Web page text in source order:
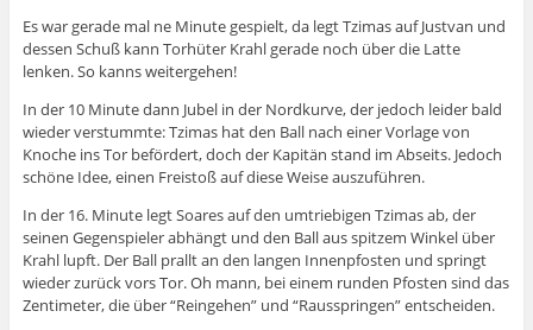
Es war gerade mal ne Minute gespielt, da legt Tzimas auf Justvan und
dessen Schuß kann Torhüter Krahl gerade noch über die Latte
lenken. So kanns weitergehen!
In der 10 Minute dann Jubel in der Nordkurve, der jedoch leider bald
wieder verstummte: Tzimas hat den Ball nach einer Vorlage von
Knoche ins Tor befördert, doch der Kapitän stand im Abseits. Jedoch
schöne Idee, einen Freistoß auf diese Weise auszuführen.
In der 16. Minute legt Soares auf den umtriebigen Tzimas ab, der
seinen Gegenspieler abhängt und den Ball aus spitzem Winkel über
Krahl lupft. Der Ball prallt an den langen Innenpfosten und springt
wieder zurück vors Tor. Oh mann, bei einem runden Pfosten sind das
Zentimeter, die über “Reingehen” und “Rausspringen” entscheiden.